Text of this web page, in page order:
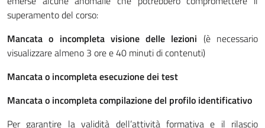
superamento del corso:
Mancata o incompleta visione delle lezioni (è necessario
visualizzare almeno 3 ore e 40 minuti di contenuti)
Mancata o incompleta esecuzione dei test
Mancata o incompleta compilazione del profilo identificativo
Per garantire la validità dell’attività formativa e il rilascio